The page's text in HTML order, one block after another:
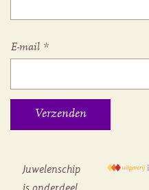
E-mail *
Juwelenschip